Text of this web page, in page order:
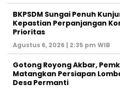
BKPSDM Sungai Penuh
Kepastian Perpanjangan
Prioritas
Agustus 6, 2026 | 2:35 pm WIB
Gotong Royong Akbar,
Matangkan Persiapan
Desa Permanti